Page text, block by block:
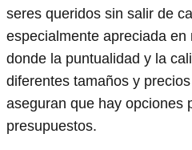
seres queridos sin salir de
especialmente apreciada en
donde la puntualidad y la
diferentes tamaños y
aseguran que hay opciones
presupuestos.